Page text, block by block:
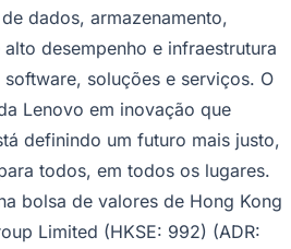
dados, armazenamento,
desempenho e infraestrutura
soluções e serviços. O
Lenovo em inovação que
definindo um futuro mais justo,
todos, em todos os lugares.
bolsa de valores de Hong Kong
Limited (HKSE: 992) (ADR: